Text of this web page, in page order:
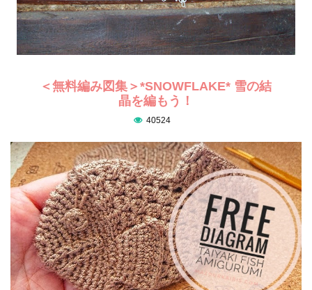
＜無料編み図集＞*SNOWFLAKE* 雪の結
晶を編もう！
40524